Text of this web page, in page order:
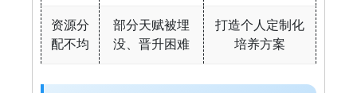
资源分
配不均
部分天赋被埋
没、晋升困难
打造个人定制化
培养方案